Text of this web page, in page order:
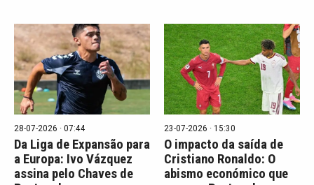
28-07-2026 · 07:44
Da Liga de Expansão para
a Europa: Ivo Vázquez
assina pelo Chaves de
23-07-2026 · 15:30
O impacto da saída de
Cristiano Ronaldo: O
abismo económico que